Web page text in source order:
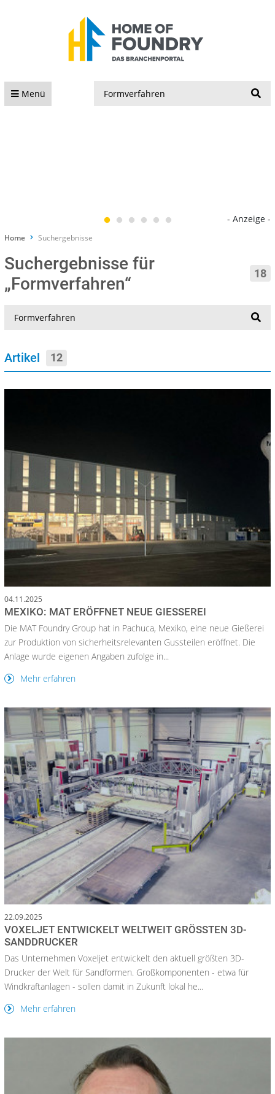
Menü
- Anzeige -
Home Suchergebnisse
Suchergebnisse für
„Formverfahren“
18
Artikel 12
04.11.2025
MEXIKO: MAT ERÖFFNET NEUE GIESSEREI
Die MAT Foundry Group hat in Pachuca, Mexiko, eine neue Gießerei
zur Produktion von sicherheitsrelevanten Gussteilen eröffnet. Die
Anlage wurde eigenen Angaben zufolge in...
Mehr erfahren
22.09.2025
VOXELJET ENTWICKELT WELTWEIT GRÖSSTEN 3D-S
ANDDRUCKER
Das Unternehmen Voxeljet entwickelt den aktuell größten 3D-
Drucker der Welt für Sandformen. Großkomponenten - etwa für
Windkraftanlagen - sollen damit in Zukunft lokal he...
Mehr erfahren